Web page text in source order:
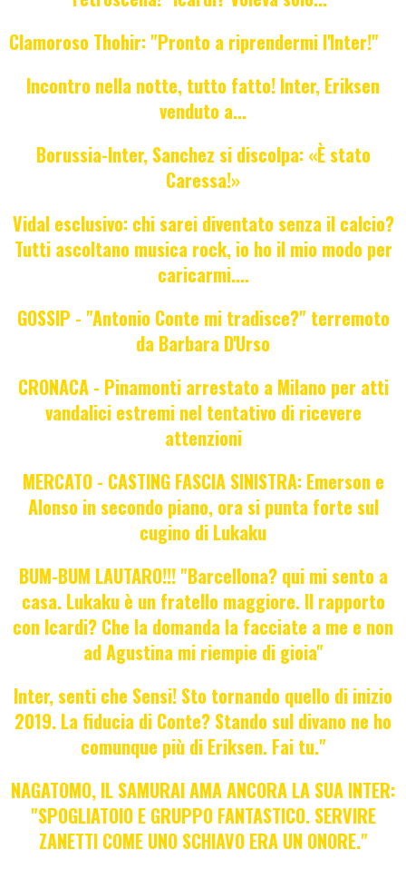
Clamoroso Thohir: "Pronto a riprendermi l'Inter!"
Incontro nella notte, tutto fatto! Inter, Eriksen
venduto a...
Borussia-Inter, Sanchez si discolpa: «È stato
Caressa!»
Vidal esclusivo: chi sarei diventato senza il calcio?
Tutti ascoltano musica rock, io ho il mio modo per
caricarmi....
GOSSIP - "Antonio Conte mi tradisce?" terremoto
da Barbara D'Urso
CRONACA - Pinamonti arrestato a Milano per atti
vandalici estremi nel tentativo di ricevere
attenzioni
MERCATO - CASTING FASCIA SINISTRA: Emerson e
Alonso in secondo piano, ora si punta forte sul
cugino di Lukaku
BUM-BUM LAUTARO!!! "Barcellona? qui mi sento a
casa. Lukaku è un fratello maggiore. Il rapporto
con Icardi? Che la domanda la facciate a me e non
ad Agustina mi riempie di gioia"
Inter, senti che Sensi! Sto tornando quello di inizio
2019. La fiducia di Conte? Stando sul divano ne ho
comunque più di Eriksen. Fai tu."
NAGATOMO, IL SAMURAI AMA ANCORA LA SUA INTER:
"SPOGLIATOIO E GRUPPO FANTASTICO. SERVIRE
ZANETTI COME UNO SCHIAVO ERA UN ONORE."